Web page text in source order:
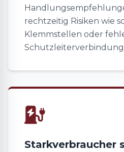
rechtzeitig Risiken wie
Klemmstellen oder
Starkverbraucher